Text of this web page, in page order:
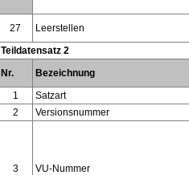
27
Leerstellen
Teildatensatz 2
Nr.
Bezeichnung
1
Satzart
2
Versionsnummer
3 VU-Nummer